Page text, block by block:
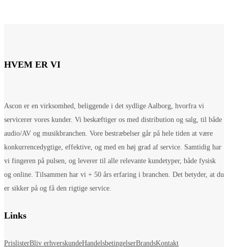
HVEM ER VI
Ascon er en virksomhed, beliggende i det sydlige Aalborg, hvorfra vi
servicerer vores kunder. Vi beskæftiger os med distribution og salg, til både
audio/AV og musikbranchen. Vore bestræbelser går på hele tiden at være
konkurrencedygtige, effektive, og med en høj grad af service. Samtidig har
vi fingeren på pulsen, og leverer til alle relevante kundetyper, både fysisk
og online. Tilsammen har vi + 50 års erfaring i branchen. Det betyder, at du
er sikker på og få den rigtige service.
Links
PrislisterBliv erhverskundeHandelsbetingelserBrandsKontakt